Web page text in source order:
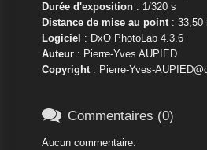
Durée d'exposition: 1/320 s
Distance de mise au point: 33,50
Logiciel : DxO PhotoLab 4.3.6
Auteur: Pierre-Yves AUPIED
Copyright: Pierre-Yves-
 Commentaires (0)
Aucun commentaire.